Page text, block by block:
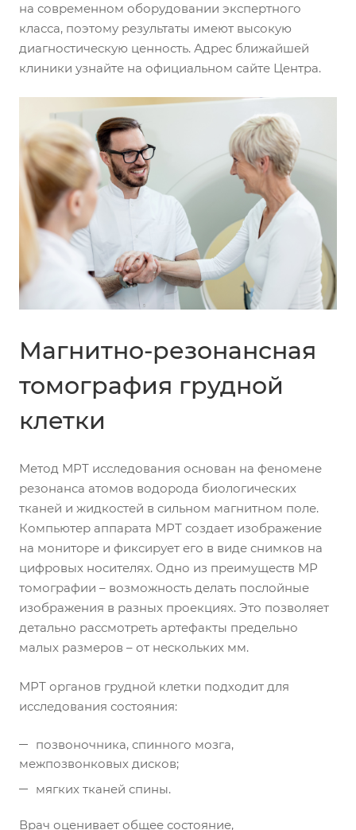
на современном оборудовании экспертного
класса, поэтому результаты имеют высокую
диагностическую ценность. Адрес ближайшей
клиники узнайте на официальном сайте Центра.
Магнитно-резонансная
томография грудной
клетки
Метод МРТ исследования основан на феномене
резонанса атомов водорода биологических
тканей и жидкостей в сильном магнитном поле.
Компьютер аппарата МРТ создает изображение
на мониторе и фиксирует его в виде снимков на
цифровых носителях. Одно из преимуществ МР
томографии – возможность делать послойные
изображения в разных проекциях. Это позволяет
детально рассмотреть артефакты предельно
малых размеров – от нескольких мм.
МРТ органов грудной клетки подходит для
исследования состояния:
позвоночника, спинного мозга,
межпозвонковых дисков;
мягких тканей спины.
Врач оценивает общее состояние,